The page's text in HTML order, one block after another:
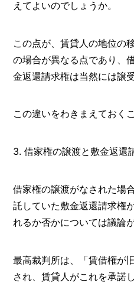
えてよいのでしょうか。
この点が、賃貸人の地位の
の場合が異なる点であり、
金返還請求権は当然には譲
この違いをわきまえておく
3. 借家権の譲渡と敷金返還
借家権の譲渡がなされた場
託していた敷金返還請求権
れるか否かについては議論
最高裁判所は、「賃借権が
され、賃貸人がこれを承諾